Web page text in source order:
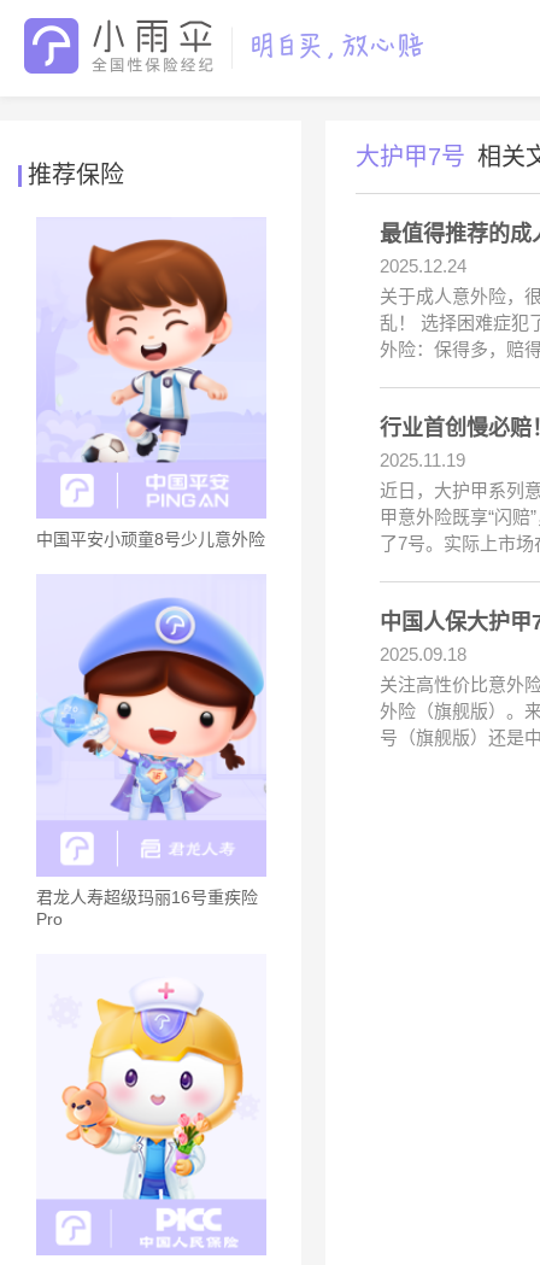
推荐保险
中国平安小顽童8号少儿意外险
君龙人寿超级玛丽16号重疾险
Pro
大护甲7号 相关
最值得推荐的成
2025.12.24
关于成人意外险，
乱！ 选择困难症犯
外险：保得多，赔
行业首创慢必赔
2025.11.19
近日，大护甲系列
甲意外险既享“闪
了7号。实际上市
中国人保大护甲
2025.09.18
关注高性价比意外
外险（旗舰版）。
号（旗舰版）还是